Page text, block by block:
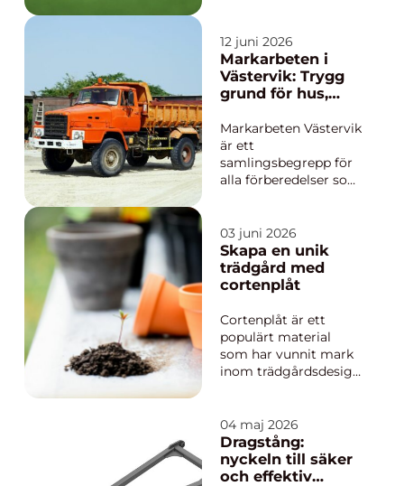
säsonger och
välutvecklade
träningsanläggningar
gör staden attraktiv
och erfarna spelare.
Den som söker Golf
Halmstad m...
12 juni 2026
Markarbeten i
Västervik: Trygg
grund för hus,
trädgårdar
Markarbeten Västervik
är ett
samlingsbegrepp för
alla förberedelser som
andra anläggningar
kan byggas.
Professionella
markarbeten ger
dräne...
03 juni 2026
Skapa en unik
trädgård med
cortenplåt
Cortenplåt är ett
populärt material
som har vunnit mark
inom trädgårdsdesign
hållbara egenskaper.
Plåtens patina, som
utvecklas över tid,
tillför en rustik oc...
04 maj 2026
Dragstång:
nyckeln till säker
och effektiv